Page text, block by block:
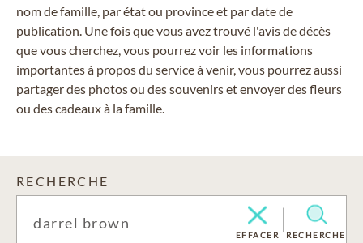
nom de famille, par état ou province et par date de
publication. Une fois que vous avez trouvé l'avis de décès
que vous cherchez, vous pourrez voir les informations
importantes à propos du service à venir, vous pourrez aussi
partager des photos ou des souvenirs et envoyer des fleurs
ou des cadeaux à la famille.
RECHERCHE
EFFACER RECHERCHE